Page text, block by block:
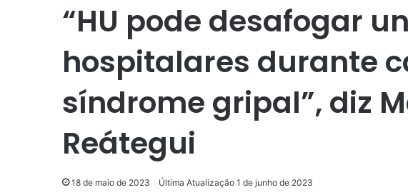
“HU pode desafogar
hospitalares durante
síndrome gripal”, diz
Reátegui
18 de maio de 2023 Última Atualização 1 de junho de 2023